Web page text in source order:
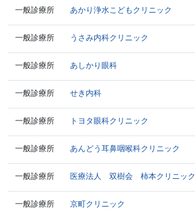
一般診療所 あかり浄水こどもクリニック
一般診療所 うさみ内科クリニック
一般診療所 あしかり眼科
一般診療所 せき内科
一般診療所 トヨタ眼科クリニック
一般診療所 あんどう耳鼻咽喉科クリニック
一般診療所 医療法人 双樹会 柿本クリニック
一般診療所 京町クリニック